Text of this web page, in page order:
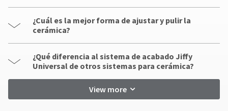
¿Cuál es la mejor forma de ajustar y pulir la
cerámica?
¿Qué diferencia al sistema de acabado Jiffy
Universal de otros sistemas para cerámica?
View more